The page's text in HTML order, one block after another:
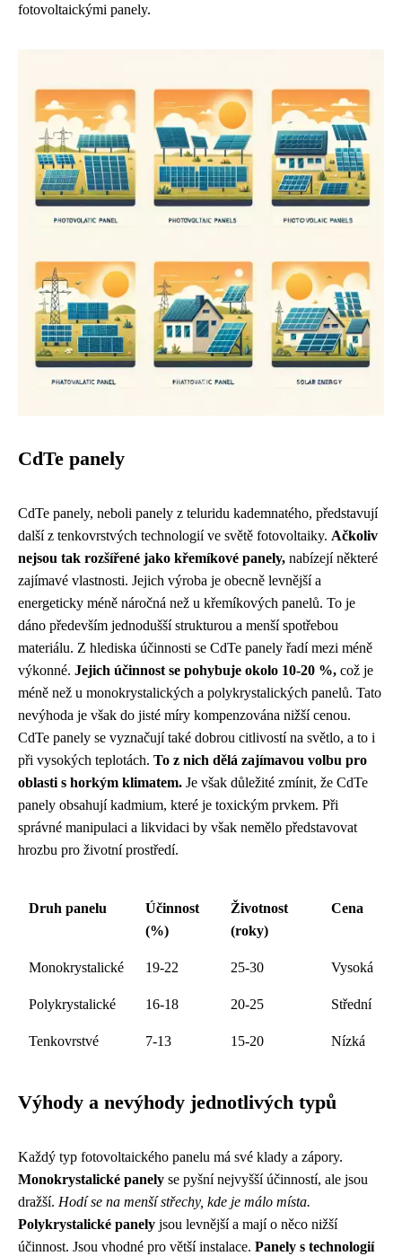
fotovoltaickými panely.
CdTe panely
CdTe panely, neboli panely z teluridu kademnatého, představují
další z tenkovrstvých technologií ve světě fotovoltaiky. Ačkoliv
nejsou tak rozšířené jako křemíkové panely, nabízejí některé
zajímavé vlastnosti. Jejich výroba je obecně levnější a
energeticky méně náročná než u křemíkových panelů. To je
dáno především jednodušší strukturou a menší spotřebou
materiálu. Z hlediska účinnosti se CdTe panely řadí mezi méně
výkonné. Jejich účinnost se pohybuje okolo 10-20 %, což je
méně než u monokrystalických a polykrystalických panelů. Tato
nevýhoda je však do jisté míry kompenzována nižší cenou.
CdTe panely se vyznačují také dobrou citlivostí na světlo, a to i
při vysokých teplotách. To z nich dělá zajímavou volbu pro
oblasti s horkým klimatem. Je však důležité zmínit, že CdTe
panely obsahují kadmium, které je toxickým prvkem. Při
správné manipulaci a likvidaci by však nemělo představovat
hrozbu pro životní prostředí.
Druh panelu
Účinnost
(%)
Životnost
(roky)
Cena
Monokrystalické 19-22 25-30 Vysoká
Polykrystalické 16-18 20-25 Střední
Tenkovrstvé 7-13 15-20 Nízká
Výhody a nevýhody jednotlivých typů
Každý typ fotovoltaického panelu má své klady a zápory.
Monokrystalické panely se pyšní nejvyšší účinností, ale jsou
dražší. Hodí se na menší střechy, kde je málo místa.
Polykrystalické panely jsou levnější a mají o něco nižší
účinnost. Jsou vhodné pro větší instalace. Panely s technologií